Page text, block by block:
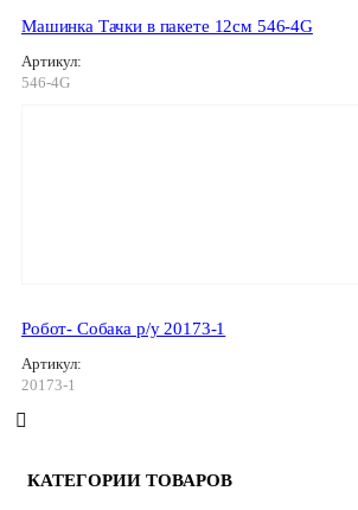
Машинка Тачки в пакете 12см 546-4G
Артикул:
546-4G
Робот- Собака р/у 20173-1
Артикул:
20173-1
КАТЕГОРИИ ТОВАРОВ